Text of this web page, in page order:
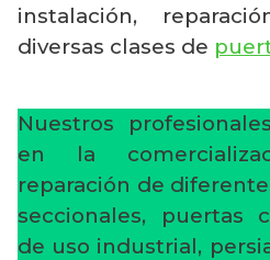
instalación,
diversas clases de
Nuestros
en la
reparación de
seccionales, puertas
de uso industrial,